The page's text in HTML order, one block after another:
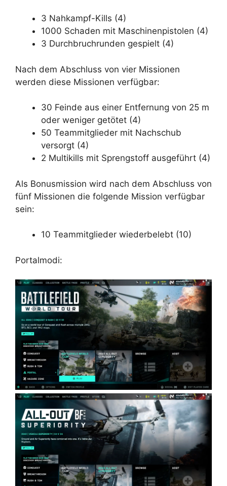
3 Nahkampf-Kills (4)
1000 Schaden mit Maschinenpistolen (4)
3 Durchbruchrunden gespielt (4)
Nach dem Abschluss von vier Missionen
werden diese Missionen verfügbar:
30 Feinde aus einer Entfernung von 25 m
oder weniger getötet (4)
50 Teammitglieder mit Nachschub
versorgt (4)
2 Multikills mit Sprengstoff ausgeführt (4)
Als Bonusmission wird nach dem Abschluss von
fünf Missionen die folgende Mission verfügbar
sein:
10 Teammitglieder wiederbelebt (10)
Portalmodi: